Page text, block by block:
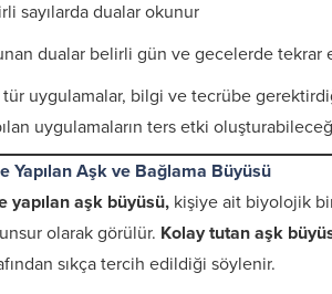
sayılarda dualar okunur
dualar belirli gün ve gecelerde tekrar
uygulamalar, bilgi ve tecrübe
uygulamaların ters etki
Yapılan Aşk ve Bağlama Büyüsü
yapılan aşk büyüsü, kişiye ait biyolojik
unsur olarak görülür. Kolay tutan aşk
sıkça tercih edildiği söylenir.